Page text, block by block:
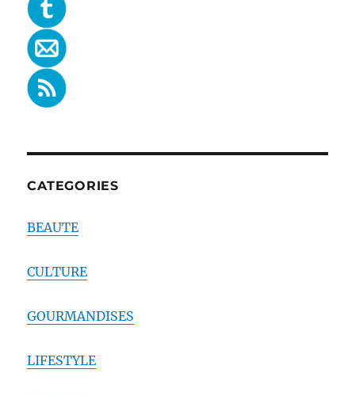
CATEGORIES
BEAUTE
CULTURE
GOURMANDISES
LIFESTYLE